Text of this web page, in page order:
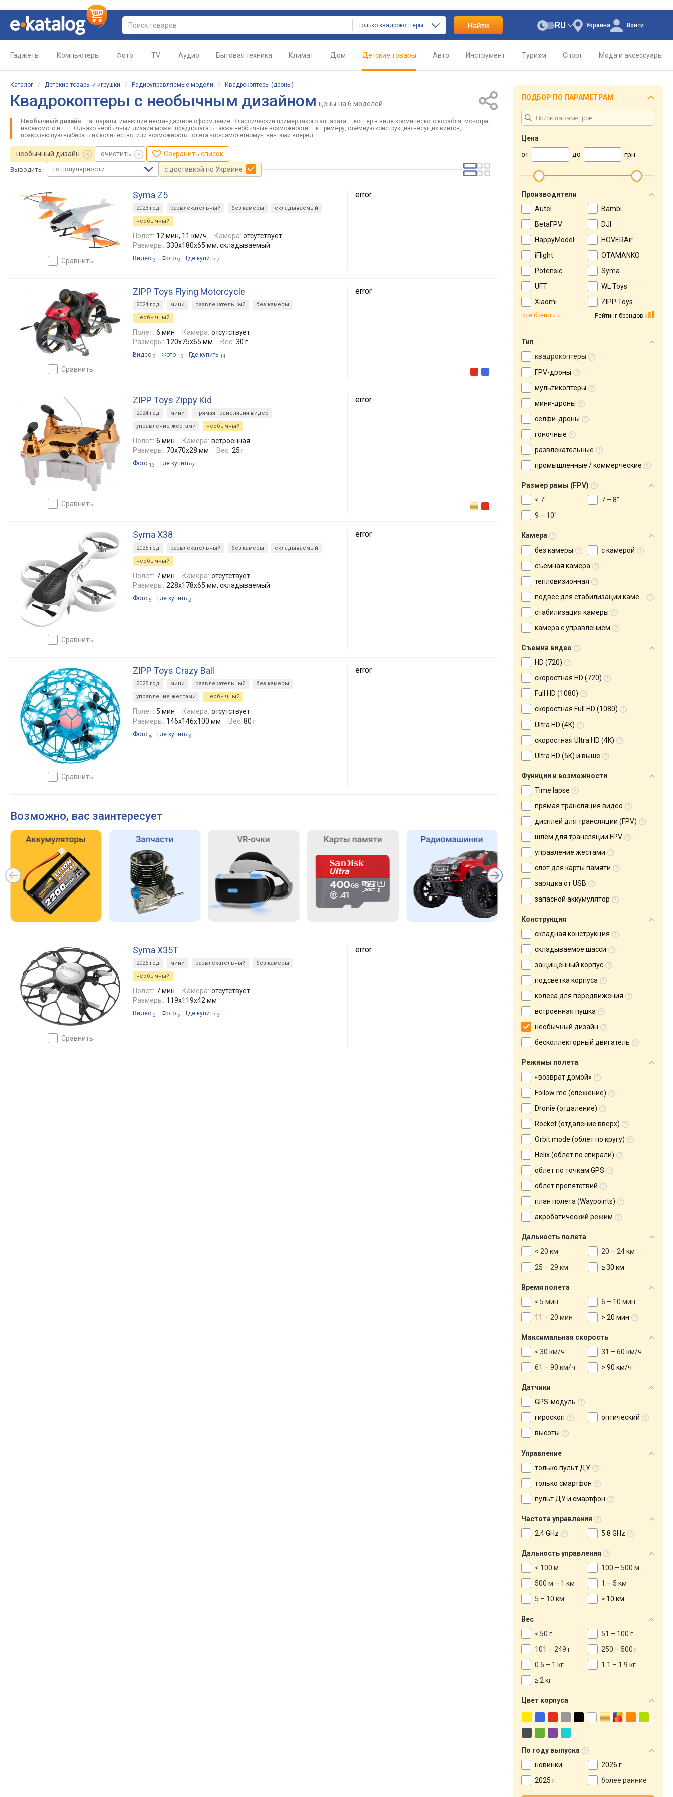
только квадрокоптеры (дроны) Найти Украина
RU Войти
Гаджеты Компьютеры Фото TV Аудио Бытовая техника Климат Дом Детские товары Авто Инструмент Туризм Спорт Мода и аксессуары
Каталог / Детские товары и игрушки / Радиоуправляемые модели / Квадрокоптеры (дроны)
Квадрокоптеры с необычным дизайном цены на 6 моделей
Необычный дизайн — аппараты, имеющие нестандартное оформление. Классический пример такого аппарата — коптер в виде космического корабля, монстра,
насекомого и т. п. Однако необычный дизайн может предполагать также необычные возможности — к примеру, съемную конструкцию несущих винтов,
позволяющую выбирать их количество, или возможность полета «по-самолетному», винтами вперед.
необычный дизайн очистить Сохранить список
Выводить по популярности с доставкой по Украине
сравнить
Syma Z5
2023 год развлекательный без камеры
складываемый
необычный
Полет: 12 мин, 11 км/ч Камера: отсутствует
Размеры: 330x180x65 мм, складываемый
Видео 3 Фото 9 Где купить 7
error
сравнить
ZIPP Toys Flying Motorcycle
2024 год мини развлекательный
без камеры
необычный
Полет: 6 мин Камера: отсутствует
Размеры: 120x75x65 мм Вес: 30 г
Видео 2 Фото 15 Где купить 14
error
сравнить
ZIPP Toys Zippy Kid
2024 год мини
прямая трансляция видео
управление жестами
необычный
Полет: 6 мин Камера: встроенная
Размеры: 70x70x28 мм Вес: 25 г
Фото 13 Где купить 9
error
сравнить
Syma X38
2025 год развлекательный без камеры
складываемый
необычный
Полет: 7 мин Камера: отсутствует
Размеры: 228x178x65 мм, складываемый
Фото 5 Где купить 2
error
сравнить
ZIPP Toys Crazy Ball
2025 год мини развлекательный
без камеры
управление жестами
необычный
Полет: 5 мин Камера: отсутствует
Размеры: 146x146x100 мм Вес: 80 г
Фото 6 Где купить 3
error
Возможно, вас заинтересует
сравнить
Syma X35T
2025 год мини развлекательный
без камеры
необычный
Полет: 7 мин Камера: отсутствует
Размеры: 119x119x42 мм
Видео 2 Фото 5 Где купить 3
error
ПОДБОР ПО ПАРАМЕТРАМ
Цена
от
до грн.
Производители
Autel
Bambi
BetaFPV
DJI
HappyModel
HOVERAir
iFlight
OTAMANKO
Potensic
Syma
UFT
WL Toys
Xiaomi
ZIPP Toys
Рейтинг брендов
Все бренды
Тип
квадрокоптеры
FPV-дроны
мультикоптеры
мини-дроны
селфи-дроны
гоночные
развлекательные
промышленные / коммерческие
Размер рамы (FPV)
< 7"
7 – 8"
9 – 10"
Камера
без камеры
с камерой
съемная камера
тепловизионная
подвес для стабилизации камеры
cтабилизация камеры
камера с управлением
Съемка видео
HD (720)
скоростная HD (720)
Full HD (1080)
скоростная Full HD (1080)
Ultra HD (4K)
скоростная Ultra HD (4K)
Ultra HD (5K) и выше
Функции и возможности
Time lapse
прямая трансляция видео
дисплей для трансляции (FPV)
шлем для трансляции FPV
управление жестами
слот для карты памяти
зарядка от USB
запасной аккумулятор
Конструкция
складная конструкция
складываемое шасси
защищенный корпус
подсветка корпуса
колеса для передвижения
встроенная пушка
необычный дизайн
бесколлекторный двигатель
Режимы полета
«возврат домой»
Follow me (слежение)
Dronie (отдаление)
Rocket (отдаление вверх)
Orbit mode (облет по кругу)
Helix (облет по спирали)
облет по точкам GPS
облет препятствий
план полета (Waypoints)
акробатический режим
Дальность полета
< 20 км
20 – 24 км
25 – 29 км
≥ 30 км
Время полета
≤ 5 мин
6 – 10 мин
11 – 20 мин
> 20 мин
Максимальная скорость
≤ 30 км/ч
31 – 60 км/ч
61 – 90 км/ч
> 90 км/ч
Датчики
GPS-модуль
гироскоп
оптический
высоты
Управление
только пульт ДУ
только смартфон
пульт ДУ и смартфон
Частота управления
2.4 GHz
5.8 GHz
Дальность управления
< 100 м
100 – 500 м
500 м – 1 км
1 – 5 км
5 – 10 км
≥ 10 км
Вес
≤ 50 г
51 – 100 г
101 – 249 г
250 – 500 г
0.5 – 1 кг
1.1 – 1.9 кг
≥ 2 кг
Цвет корпуса
По году выпуска
новинки
2026 г.
2025 г.
более ранние